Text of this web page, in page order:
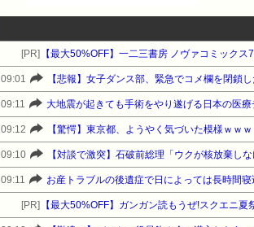
[PR] 【最大50%OFF】一二三書房 ノヴァコミック
09:01 【悲報】女子ダンス部、緊急でコメ欄を閉鎖
09:11 大地震が起きても手術をやり遂げる日本の医
09:12 【驚愕】東京都、ようやく気づいた模様ｗｗ
09:10
09:11
[PR]